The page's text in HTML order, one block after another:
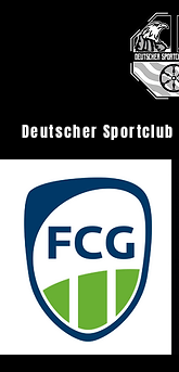
Deutscher Sportclub